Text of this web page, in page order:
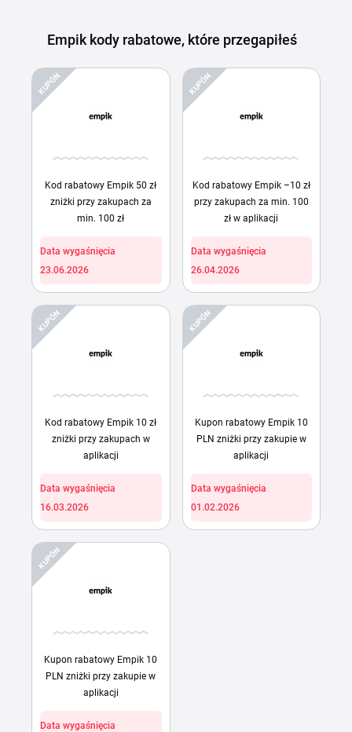
Empik kody rabatowe, które przegapiłeś
KUPÓN
Kod rabatowy Empik 50 zł
zniżki przy zakupach za
min. 100 zł
Data wygaśnięcia
23.06.2026
KUPÓN
Kod rabatowy Empik –10 zł
przy zakupach za min. 100
zł w aplikacji
Data wygaśnięcia
26.04.2026
KUPÓN
Kod rabatowy Empik 10 zł
zniżki przy zakupach w
aplikacji
Data wygaśnięcia
16.03.2026
KUPÓN
Kupon rabatowy Empik 10
PLN zniżki przy zakupie w
aplikacji
Data wygaśnięcia
01.02.2026
KUPÓN
Kupon rabatowy Empik 10
PLN zniżki przy zakupie w
aplikacji
Data wygaśnięcia